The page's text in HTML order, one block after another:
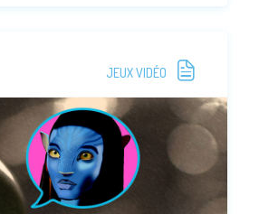
JEUX VIDÉO